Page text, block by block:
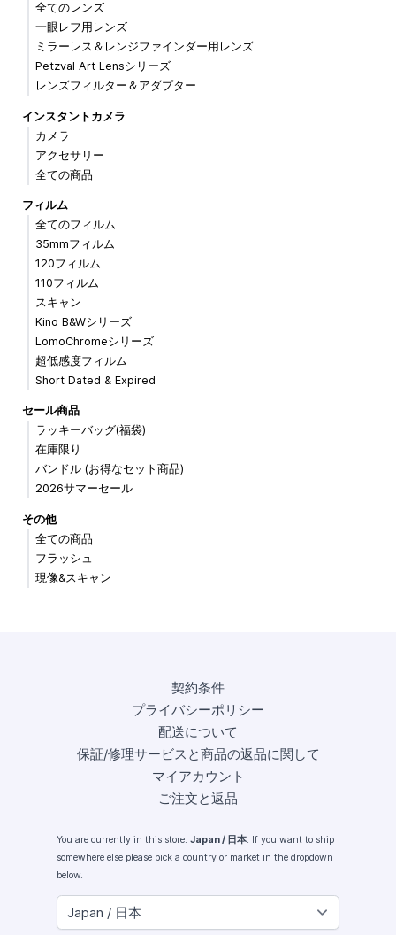
全てのレンズ
一眼レフ用レンズ
ミラーレス＆レンジファインダー用レンズ
Petzval Art Lensシリーズ
レンズフィルター＆アダプター
インスタントカメラ
カメラ
アクセサリー
全ての商品
フィルム
全てのフィルム
35mmフィルム
120フィルム
110フィルム
スキャン
Kino B&Wシリーズ
LomoChromeシリーズ
超低感度フィルム
Short Dated & Expired
セール商品
ラッキーバッグ(福袋)
在庫限り
バンドル (お得なセット商品)
2026サマーセール
その他
全ての商品
フラッシュ
現像&スキャン
契約条件
プライバシーポリシー
配送について
保証/修理サービスと商品の返品に関して
マイアカウント
ご注文と返品
You are currently in this store: Japan / 日本. If you want to ship
somewhere else please pick a country or market in the dropdown
below.